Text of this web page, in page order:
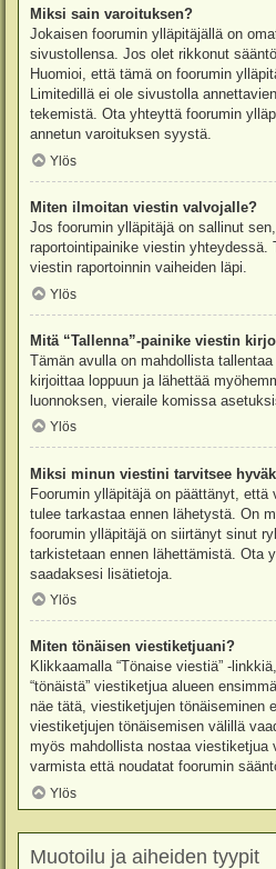
Miksi sain varoituksen?
Jokaisen foorumin ylläpitäjällä on
sivustollensa. Jos olet rikkonut
Huomioi, että tämä on foorumin
Limitedillä ei ole sivustolla
tekemistä. Ota yhteyttä foorumin
annetun varoituksen syystä.
Ylös
Miten ilmoitan viestin valvojalle?
Jos foorumin ylläpitäjä on sallinut
raportointipainike viestin yhteydessä.
viestin raportoinnin vaiheiden läpi.
Ylös
Mitä “Tallenna”-painike viestin
Tämän avulla on mahdollista
kirjoittaa loppuun ja lähettää
luonnoksen, vieraile komissa
Ylös
Miksi minun viestini tarvitsee
Foorumin ylläpitäjä on päättänyt,
tulee tarkastaa ennen lähetystä. On
foorumin ylläpitäjä on siirtänyt sinut
tarkistetaan ennen lähettämistä. Ota
saadaksesi lisätietoja.
Ylös
Miten tönäisen viestiketjuani?
Klikkaamalla “Tönaise viestiä” -
“tönäistä” viestiketjua alueen
näe tätä, viestiketjujen tönäiseminen
viestiketjujen tönäisemisen välillä
myös mahdollista nostaa viestiketjua
varmista että noudatat foorumin
Ylös
Muotoilu ja aiheiden tyypit